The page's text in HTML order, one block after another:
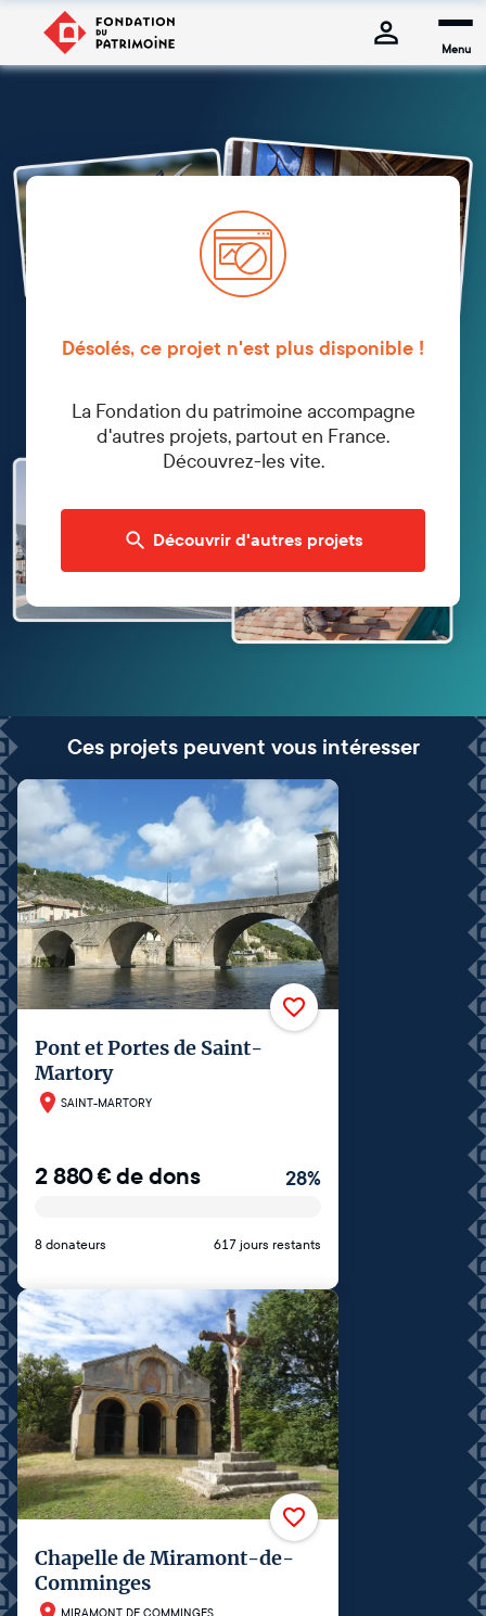
Menu
Désolés, ce projet n'est plus disponible !
La Fondation du patrimoine accompagne
d'autres projets, partout en France.
Découvrez-les vite.
Découvrir d'autres projets
Ces projets peuvent vous intéresser
Pont et Portes de Saint-
Martory
SAINT-MARTORY
2 880€de dons 28%
8 donateurs 617 jours restants
Chapelle de Miramont-de-
Comminges
MIRAMONT DE COMMINGES